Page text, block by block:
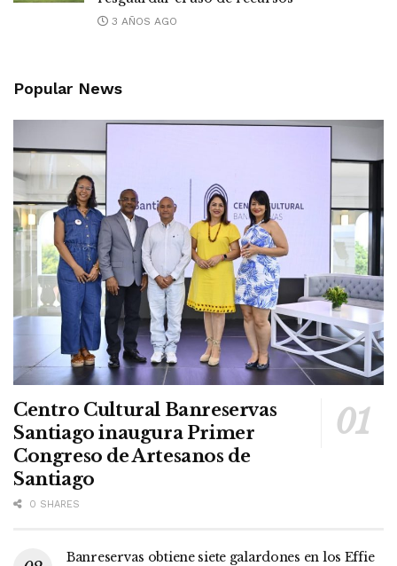
3 AÑOS AGO
Popular News
Centro Cultural Banreservas
Santiago inaugura Primer
Congreso de Artesanos de
Santiago
0 SHARES
Banreservas obtiene siete galardones en los Effie